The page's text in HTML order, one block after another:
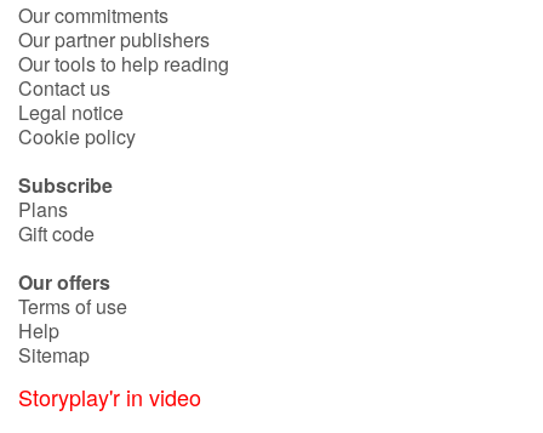
Our commitments
Our partner publishers
Our tools to help reading
Contact us
Legal notice
Cookie policy
Subscribe
Plans
Gift code
Our offers
Terms of use
Help
Sitemap
Storyplay'r in video